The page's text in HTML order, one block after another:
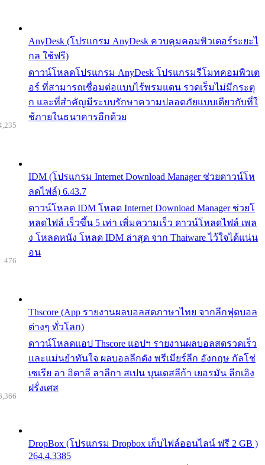
AnyDesk (โปรแกรม AnyDesk ควบคุมคอมพิวเตอร์ระยะไ
กล ใช้ฟรี)
ดาวน์โหลดโปรแกรม AnyDesk โปรแกรมรีโมทคอมพิวเต
อร์ ที่สามารถเชื่อมต่อแบบไร้พรมแดน รวดเร็มไม่มีกระตุ
ก และที่สำคัญมีระบบรักษาความปลอดภัยแบบเดียวกับที่ใ
ช้ภายในธนาคารอีกด้วย
IDM (โปรแกรม Internet Download Manager ช่วยดาวน์โห
ลดไฟล์) 6.43.7
ดาวน์โหลด IDM โหลด Internet Download Manager ช่วยโ
หลดไฟล์ เร็วขึ้น 5 เท่า เพิ่มความเร็ว ดาวน์โหลดไฟล์ เพล
ง โหลดหนัง โหลด IDM ล่าสุด จาก Thaiware ไว้ใจได้แน่น
อน
Thscore (App รายงานผลบอลสดภาษาไทย จากลีกฟุตบอล
ต่างๆ ทั่วโลก)
ดาวน์โหลดแอป Thscore แอปฯ รายงานผลบอลสดรวดเร็ว
และแม่นยำทันใจ ผลบอลลีกดัง พรีเมียร์ลีก อังกฤษ กัลโช่
เซเรีย อา อิตาลี ลาลีกา สเปน บุนเดสลีก้า เยอรมัน ลีกเอิง
ฝรั่งเศส
476
DropBox (โปรแกรม Dropbox เก็บไฟล์ออนไลน์ ฟรี 2 GB )
264.4.3385